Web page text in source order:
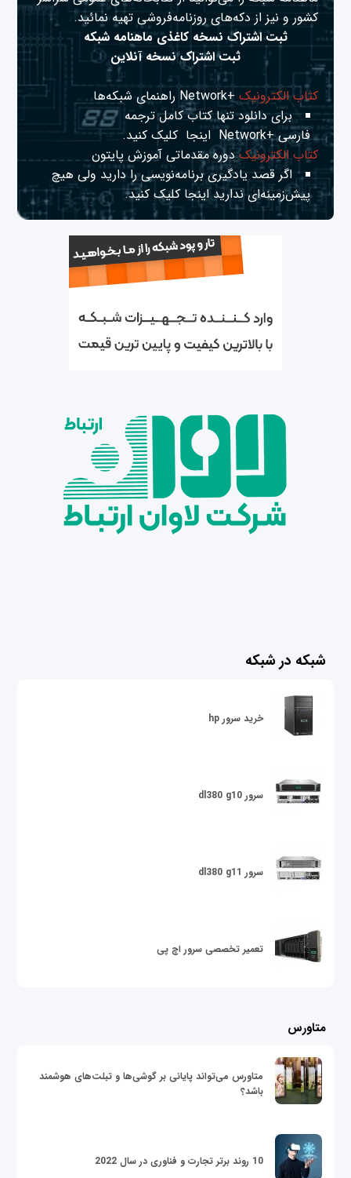
کشور و نیز از دکه‌های روزنامه‌فروشی تهیه نمائید.
ثبت اشتراک نسخه کاغذی ماهنامه شبکه
ثبت اشتراک نسخه آنلاین
کتاب الکترونیک+Network راهنمای شبکه‌ها
برای دانلود تنها کتاب کامل ترجمه
فارسی +Network
اینجا کلیک کنید.
کتاب الکترونیکدوره مقدماتی آموزش پایتون
اگر قصد یادگیری برنامه‌نویسی را دارید ولی هیچ
پیش‌زمینه‌ای نداریداینجا کلیک کنید.
شبکه در شبکه
خرید سرور hp
سرور dl380 g10
سرور dl380 g11
تعمیر تخصصی سرور اچ پی
متاورس
متاورس می‌تواند پایانی بر گوشی‌ها و تبلت‌های هوشمند
باشد؟
10 روند برتر تجارت و فناوری در سال 2022